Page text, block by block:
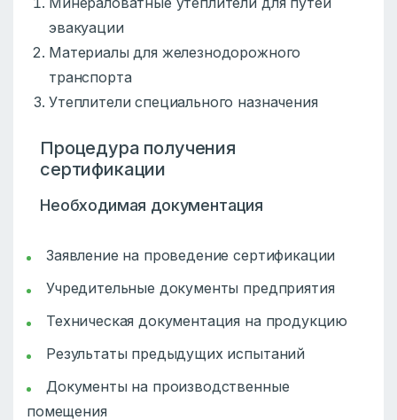
эвакуации
Материалы для железнодорожного
транспорта
Утеплители специального назначения
Процедура получения
сертификации
Необходимая документация
Заявление на проведение сертификации
Учредительные документы предприятия
Техническая документация на продукцию
Результаты предыдущих испытаний
Документы на производственные
помещения